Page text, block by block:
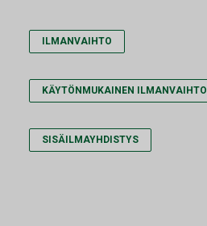
ILMANVAIHTO
KÄYTÖNMUKAINEN ILMANVAIHTO
SISÄILMAYHDISTYS